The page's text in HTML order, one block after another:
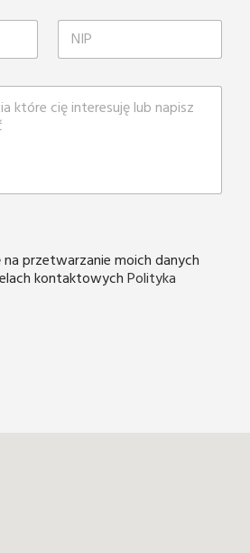
przetwarzanie moich danych
kontaktowychPolityka